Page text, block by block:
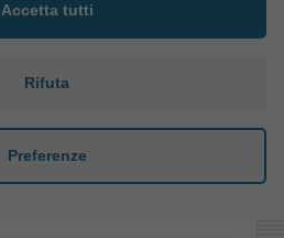
Accetta tutti
Rifuta
Preferenze